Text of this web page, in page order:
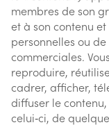
membres de son
et à son contenu
personnelles ou
commerciales.
reproduire,
cadrer, afficher,
diffuser le
celui‑ci, de